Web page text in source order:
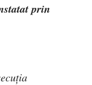
prin